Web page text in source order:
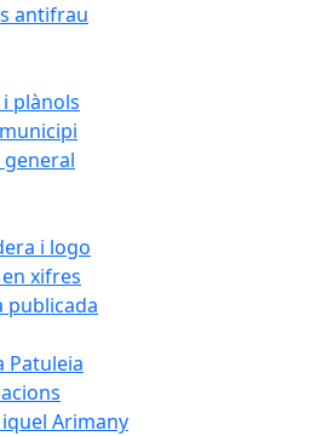
antifrau
plànols
i logo
xifres
publicada
Patuleia
Arimany